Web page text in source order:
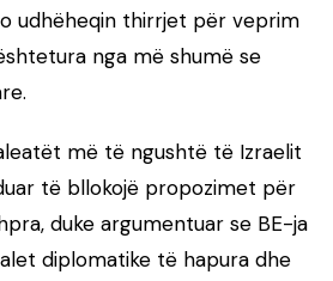
udhëheqin thirrjet për veprim
nga më shumë se
më të ngushtë të Izraelit
të bllokojë propozimet për
duke argumentuar se BE-ja
diplomatike të hapura dhe